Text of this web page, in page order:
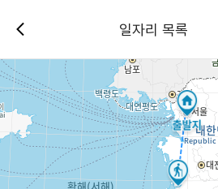
일자리 목록